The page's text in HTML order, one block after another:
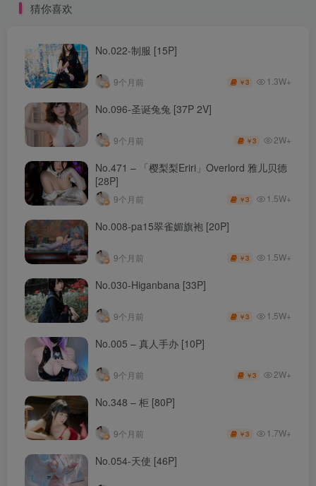
猜你喜欢
No.022-制服 [15P]
9个月前 ￥3 1.3W+
No.096-圣诞兔兔 [37P 2V]
9个月前 ￥3 2W+
No.471 – 「樱梨梨Eriri」Overlord 雅儿贝德
[28P]
9个月前 ￥3 1.5W+
No.008-pa15翠雀媚旗袍 [20P]
9个月前 ￥3 1.5W+
No.030-Higanbana [33P]
9个月前 ￥3 1.5W+
No.005 – 真人手办 [10P]
9个月前 ￥3 2W+
No.348 – 柜 [80P]
9个月前 ￥3 1.7W+
No.054-天使 [46P]